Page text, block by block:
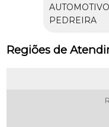
PEDREIRA
Regiões de